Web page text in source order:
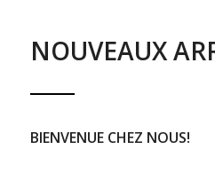
NOUVEAUX
BIENVENUE CHEZ NOUS!